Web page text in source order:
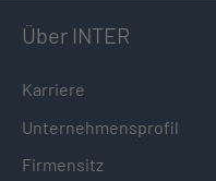
Über INTER
Karriere
Unternehmensprofil
Firmensitz